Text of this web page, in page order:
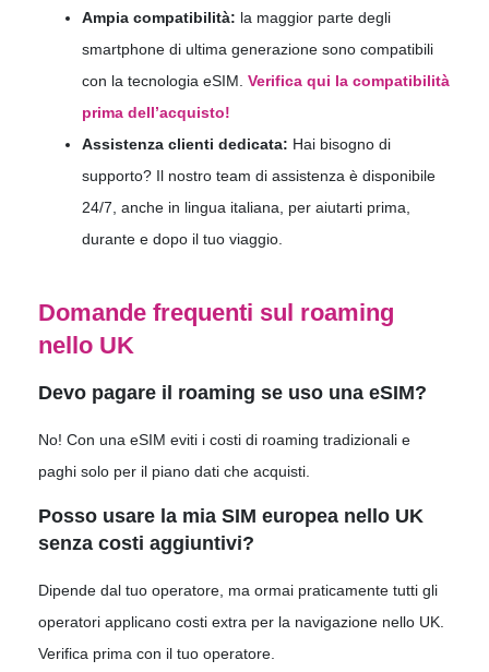
Ampia compatibilità: la maggior parte degli
smartphone di ultima generazione sono compatibili
con la tecnologia eSIM. Verifica qui la compatibilità
prima dell’acquisto!
Assistenza clienti dedicata: Hai bisogno di
supporto? Il nostro team di assistenza è disponibile
24/7, anche in lingua italiana, per aiutarti prima,
durante e dopo il tuo viaggio.
Domande frequenti sul roaming
nello UK
Devo pagare il roaming se uso una eSIM?
No! Con una eSIM eviti i costi di roaming tradizionali e
paghi solo per il piano dati che acquisti.
Posso usare la mia SIM europea nello UK
senza costi aggiuntivi?
Dipende dal tuo operatore, ma ormai praticamente tutti gli
operatori applicano costi extra per la navigazione nello UK.
Verifica prima con il tuo operatore.